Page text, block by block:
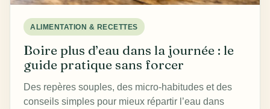
ALIMENTATION & RECETTES
Boire plus d’eau dans la journée : le
guide pratique sans forcer
Des repères souples, des micro-habitudes et des
conseils simples pour mieux répartir l’eau dans